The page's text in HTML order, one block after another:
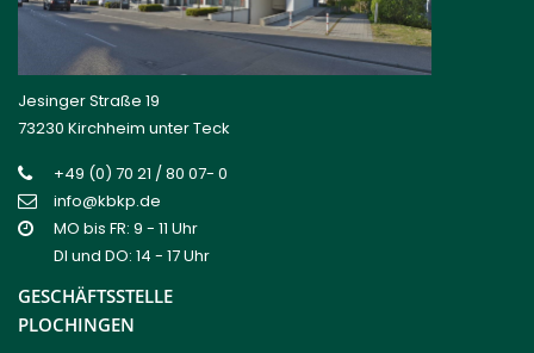
Jesinger Straße 19
73230 Kirchheim unter Teck
+49 (0) 70 21 / 80 07- 0
info@kbkp.de
MO bis FR: 9 - 11 Uhr
DI und DO: 14 - 17 Uhr
GESCHÄFTSSTELLE
PLOCHINGEN